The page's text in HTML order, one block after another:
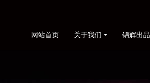
网站首页 关于我们 锦辉出品